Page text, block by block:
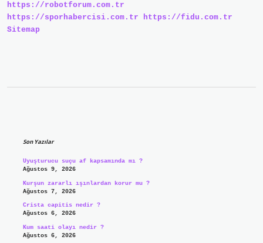
https://robotforum.com.tr
https://sporhabercisi.com.tr
https://fidu.com.tr
Sitemap
Son Yazılar
Uyuşturucu suçu af kapsamında mı ?
Ağustos 9, 2026
Kurşun zararlı ışınlardan korur mu ?
Ağustos 7, 2026
Crista capitis nedir ?
Ağustos 6, 2026
Kum saati olayı nedir ?
Ağustos 6, 2026